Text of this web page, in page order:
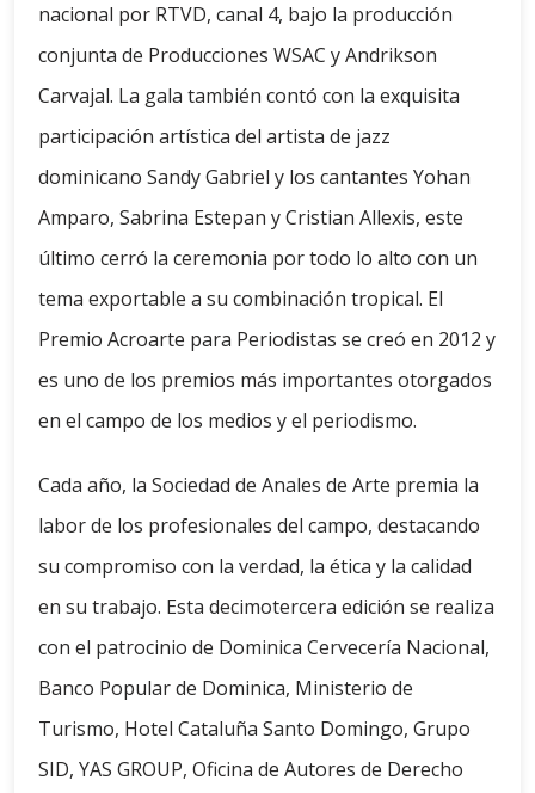
nacional por RTVD, canal 4, bajo la producción
conjunta de Producciones WSAC y Andrikson
Carvajal. La gala también contó con la exquisita
participación artística del artista de jazz
dominicano Sandy Gabriel y los cantantes Yohan
Amparo, Sabrina Estepan y Cristian Allexis, este
último cerró la ceremonia por todo lo alto con un
tema exportable a su combinación tropical. El
Premio Acroarte para Periodistas se creó en 2012 y
es uno de los premios más importantes otorgados
en el campo de los medios y el periodismo.
Cada año, la Sociedad de Anales de Arte premia la
labor de los profesionales del campo, destacando
su compromiso con la verdad, la ética y la calidad
en su trabajo. Esta decimotercera edición se realiza
con el patrocinio de Dominica Cervecería Nacional,
Banco Popular de Dominica, Ministerio de
Turismo, Hotel Cataluña Santo Domingo, Grupo
SID, YAS GROUP, Oficina de Autores de Derecho